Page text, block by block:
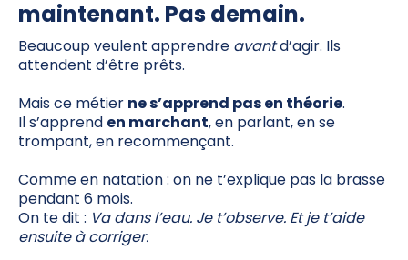
maintenant. Pas demain.
Beaucoup veulent apprendre avantd’agir. Ils
attendent d’être prêts.
Mais ce métier ne s’apprend pas en théorie.
Il s’apprend en marchant, en parlant, en se
trompant, en recommençant.
Comme en natation : on ne t’explique pas la brasse
pendant 6 mois.
On te dit : Va dans l’eau. Je t’observe. Et je t’aide
ensuite à corriger.